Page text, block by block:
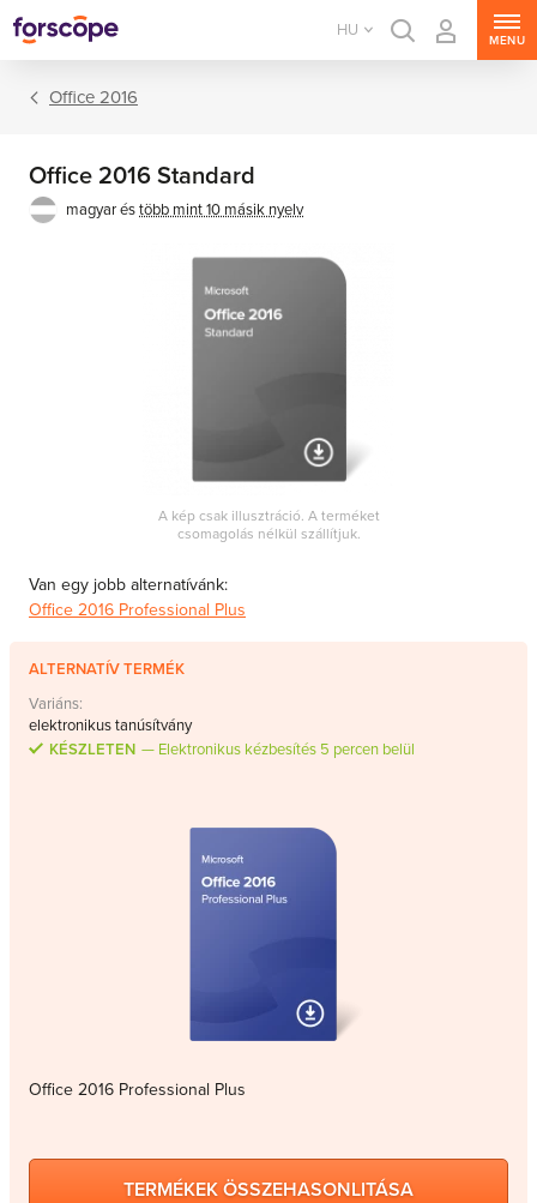
HU
MENU
Office 2016
Office 2016 Standard
magyar éstöbb mint 10 másik nyelv
A kép csak illusztráció. A terméket
csomagolás nélkül szállítjuk.
Van egy jobb alternatívánk:
Office 2016 Professional Plus
ALTERNATÍV TERMÉK
Variáns:
elektronikus tanúsítvány
KÉSZLETEN
Elektronikus kézbesítés 5 percen belül
Office 2016 Professional Plus
TERMÉKEK ÖSSZEHASONLITÁSA